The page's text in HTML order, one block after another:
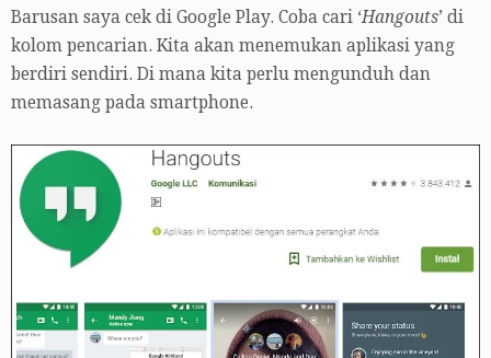
Barusan saya cek di Google Play. Coba cari ‘Hangouts’ di
kolom pencarian. Kita akan menemukan aplikasi yang
berdiri sendiri. Di mana kita perlu mengunduh dan
memasang pada smartphone.